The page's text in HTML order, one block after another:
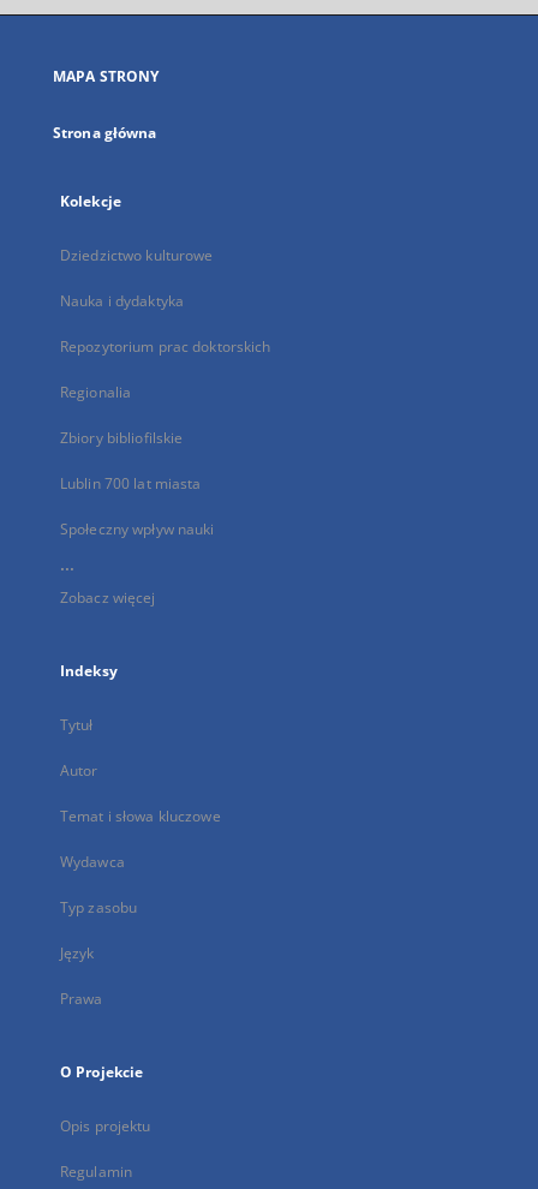
się
karcie
MAPA STRONY
Strona główna
Kolekcje
Dziedzictwo kulturowe
Nauka i dydaktyka
Repozytorium prac doktorskich
Regionalia
Zbiory bibliofilskie
Lublin 700 lat miasta
Społeczny wpływ nauki
...
Zobacz więcej
Indeksy
Tytuł
Autor
Temat i słowa kluczowe
Wydawca
Typ zasobu
Język
Prawa
O Projekcie
Opis projektu
Regulamin